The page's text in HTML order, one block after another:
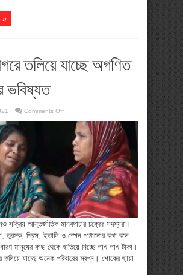
»
তলিয়ে যাচ্ছে অগণিত
ভবিষ্যত
Comments Offon
অগণিত
পরিবারের
ভবিষ্যত
সক্রিয় আন্তর্জাতিক মানবপাচার চক্রের সদস্যরা।
তুরস্ক, গ্রিস, ইতালি ও স্পেন পাঠানোর কথা বলে
মানুষের কাছ থেকে হাতিয়ে নিচ্ছে লাখ লাখ টাকা।
যাচ্ছে অনেক পরিবারের স্বপ্ন। শোকের ছায়া